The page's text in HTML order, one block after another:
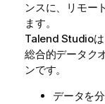
ンスに、リモー
ます。
Talend Studio
総合的データク
ンです。
データを